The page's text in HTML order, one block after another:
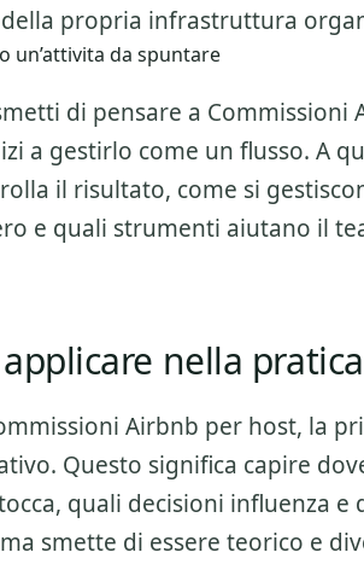
propria infrastruttura
un’attivita da spuntare
di pensare a Commissioni
a gestirlo come un flusso. A
il risultato, come si
e quali strumenti aiutano il
nella pratica
Airbnb per host, la
Questo significa capire
quali decisioni influenza e
smette di essere teorico e